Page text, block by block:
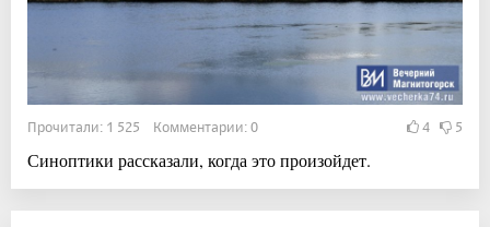
Прочитали: 1 525 Комментарии: 0 4 5
Синоптики рассказали, когда это произойдет.